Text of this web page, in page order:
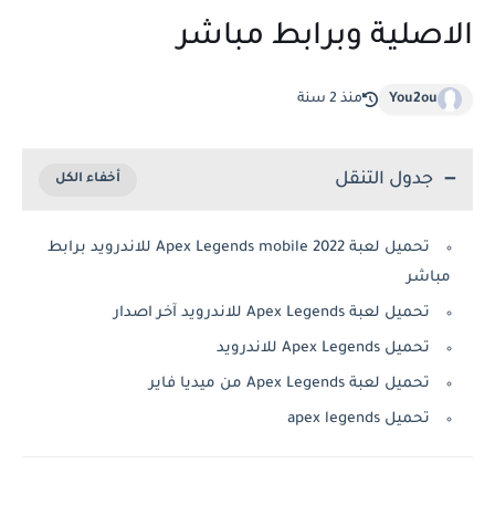
الاصلية وبرابط مباشر
You2ou منذ 2 سنة
جدول التنقل
تحميل لعبة Apex Legends mobile 2022 للاندرويد برابط
مباشر
تحميل لعبة Apex Legends للاندرويد آخر اصدار
تحميل Apex Legends للاندرويد
تحميل لعبة Apex Legends من ميديا فاير
تحميل apex legends